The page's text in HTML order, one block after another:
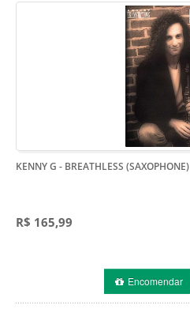
KENNY G - BREATHLESS (SAXOPHONE)
R$ 165,99
Encomendar